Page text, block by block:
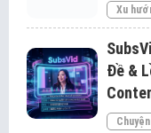
Xu
Đề &